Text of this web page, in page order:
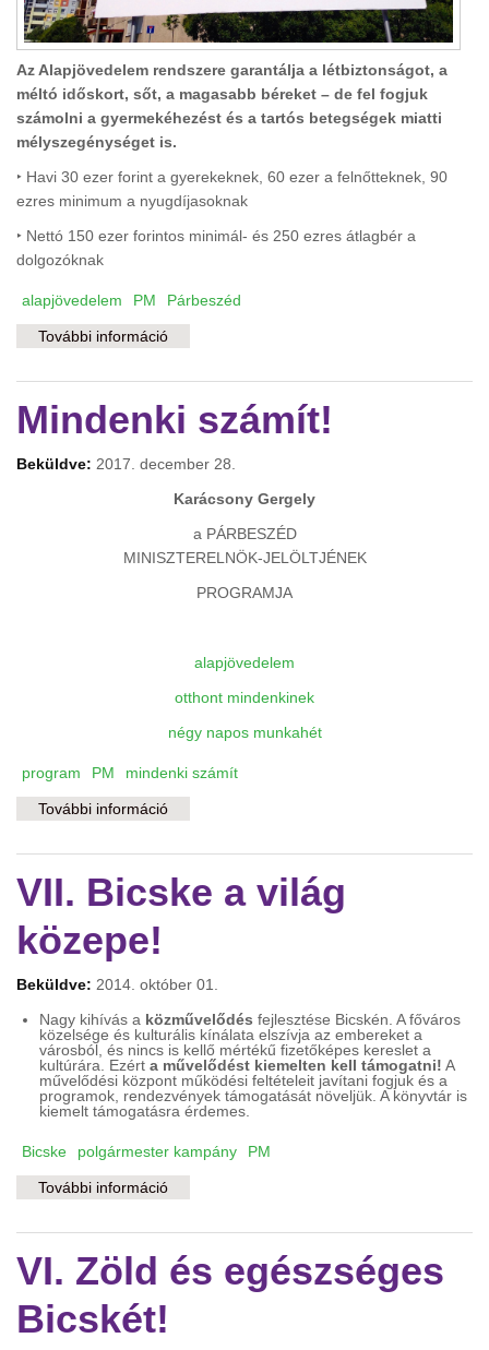
Az Alapjövedelem rendszere garantálja a létbiztonságot, a
méltó időskort, sőt, a magasabb béreket – de fel fogjuk
számolni a gyermekéhezést és a tartós betegségek miatti
mélyszegénységet is.
‣ Havi 30 ezer forint a gyerekeknek, 60 ezer a felnőtteknek, 90
ezres minimum a nyugdíjasoknak
‣ Nettó 150 ezer forintos minimál- és 250 ezres átlagbér a
dolgozóknak
alapjövedelem PM Párbeszéd
További információ
tartalommal kapcsolatosan
Mindenki számít!
Beküldve: 2017. december 28.
Karácsony Gergely
a PÁRBESZÉD
MINISZTERELNÖK-JELÖLTJÉNEK
PROGRAMJA
alapjövedelem
otthont mindenkinek
négy napos munkahét
program PM mindenki számít
További információ
VII. Bicske a világ
közepe!
Beküldve: 2014. október 01.
Nagy kihívás a közművelődés fejlesztése Bicskén. A főváros
közelsége és kulturális kínálata elszívja az embereket a
városból, és nincs is kellő mértékű fizetőképes kereslet a
kultúrára. Ezért a művelődést kiemelten kell támogatni! A
művelődési központ működési feltételeit javítani fogjuk és a
programok, rendezvények támogatását növeljük. A könyvtár is
kiemelt támogatásra érdemes.
Bicske polgármester kampány PM
További információ
VI. Zöld és egészséges
Bicskét!